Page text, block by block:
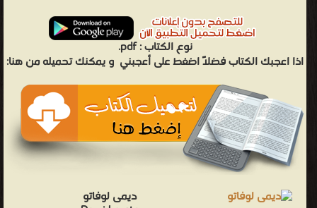
نوع الكتاب :pdf.
اذا اعجبك الكتاب فضلاً اضغط على أعجبني و يمكنك تحميله من هنا:
ديمى لوفاتو